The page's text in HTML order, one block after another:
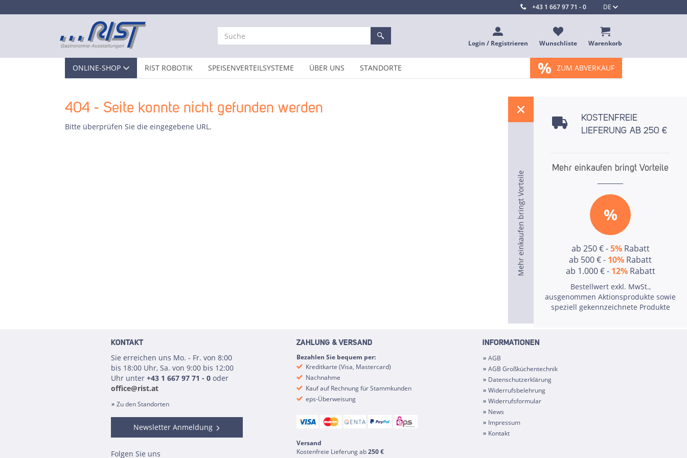
DE
+43 1 667 97 71 - 0
Login / Registrieren Wunschliste Warenkorb
ONLINE-SHOP RIST ROBOTIK SPEISENVERTEILSYSTEME ÜBER UNS STANDORTE % ZUM ABVERKAUF
404 - Seite konnte nicht gefunden werden
Bitte überprüfen Sie die eingegebene URL.
KONTAKT
Sie erreichen uns Mo. - Fr. von 8:00
bis 18:00 Uhr, Sa. von 9:00 bis 12:00
Uhr unter +43 1 667 97 71 - 0 oder
office@rist.at
Zu den Standorten
Newsletter Anmeldung
Folgen Sie uns
ZAHLUNG & VERSAND
Bezahlen Sie bequem per:
Kreditkarte (Visa, Mastercard)
Nachnahme
Kauf auf Rechnung für Stammkunden
eps-Überweisung
Versand
Kostenfreie Lieferung ab250 €
INFORMATIONEN
AGB
AGB Großküchentechnik
Datenschutzerklärung
Widerrufsbelehrung
Widerrufsformular
News
Impressum
Kontakt
Mehr einkaufen bringt Vorteile
KOSTENFREIE
LIEFERUNG AB 250 €
Mehr einkaufen bringt Vorteile
%
ab 250 € -5%Rabatt
ab 500 € - 10% Rabatt
ab 1.000 € - 12%Rabatt
Bestellwert exkl. MwSt.,
ausgenommen Aktionsprodukte sowie
speziell gekennzeichnete Produkte